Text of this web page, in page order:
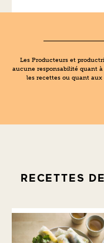
Les Producteurs et
aucune responsabilité quant à
les recettes ou quant
RECETTES